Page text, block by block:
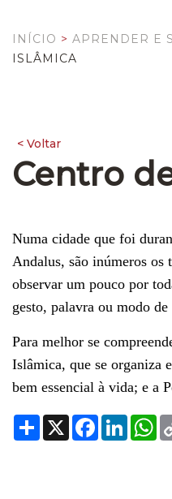
INÍCIO > APRENDER E
ISLÂMICA
Centro
Numa cidade que foi
Andalus, são inúmeros os
observar um pouco por
gesto, palavra ou modo de
Para melhor se
Islâmica, que se organiza
bem essencial à vida; e a
Share
X Facebook